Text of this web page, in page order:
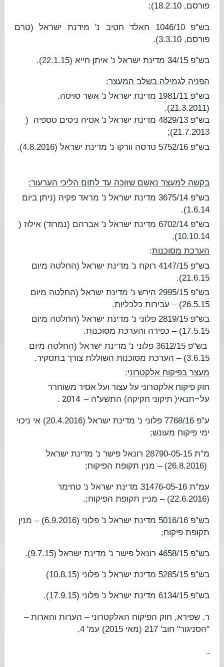
פורסם, 18.2.10);
בש"פ 1046/10 חאלד חטיב נ' מידנת ישראל(טרם
פורסם, 3.3.10).
בש"פ 34/15 מדינת ישראל נ' איתן חייא(22.1.15).
הפניה לגמילה בשלב המעצר:
בש"פ 1981/11
מדינת ישראל נ' אשר סויסה,
(21.3.2011).
בש"פ 4829/13
מדינת ישראל נ' אסיה ניסים טספיה
(
21.7.2013);
בש"פ 5752/16
טדסה וורקו נ' מדינת ישראל(4.8.2016).
בקשה למעצר נאשם שזוכה עד לתום הליכי הערעור:
בש"פ 3675/14
מדינת ישראל נ' מראד פקיה (ניתן ביום
1.6.14).
בש"פ 6702/14
מדינת ישראל נ' אברהם (נמרוד) אילוז (
10.10.14).
הערכת מסוכנות:
בש"פ 4147/15
רוקח נ' מדינת ישראל(החלטה מיום
21.6.15).
בש"פ 2995/15
הירש נ' מדינת ישראל(החלטה מיום
26.5.15) – עבירות כלכליות.
בש"פ 2819/15
פלוני נ' מדינת ישראל (החלטה מיום
17.5.15) – כפירה והערכת מסוכנות.
בש"פ 3612/15
פלוני נ' מדינת ישראל(החלטה מיום
3.6.15) – הערכת מסוכנות השוללת צורך בתסקיר.
מעצר בפיקוח אלקטרוני:
חוק פיקוח אלקטרוני על עצור ועל אסיר משוחרר
על–תנאי) תיקוני חקיקה( התשע"ה –2014
.
ע"פ 7768/16 פלוני נ' מדינת ישראל
(20.4.2016) אי ניכוי
ימי פיקוח מעונש;
מ"ת 28790-05-15
רונאל פישר נ' מדינת ישראל
(26.8.2016) – מנין תקופת הפיקוח;
עמ"ת 31476-05-16
מדינת ישראל נ' טחימר
(22.6.2016) – מניין תקופת הפיקוח;.
בש"פ 5016/16 מדינת ישראל נ' פלוני
(6.9.2016) – מנין
תקופת פיקוח;
בש"פ 4658/15 רונאל פישר נ' מדינת ישראל(9.7.15).
בש"פ 5285/15 מדינת ישראל נ' פלוני (10.8.15)
בש"פ 6134/15 מדינת ישראל נ' פלוני (17.9.15).
ר. שפירא, חוק הפיקוח האלקטרוני – הערות והארות–
"הסניגור" חוב' 217 (מאי 2015) עמ' 4.